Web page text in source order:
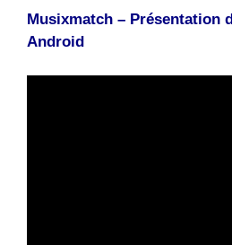
Musixmatch – Présentation
Android